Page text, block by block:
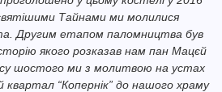
Тайнами ми молилися
Другим етапом паломництва був
якого розказав нам пан Мацєй
шостого ми з молитвою на устах
квартал “Копернік” до нашого храму